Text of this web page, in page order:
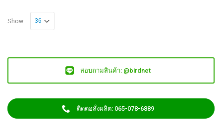
Show:
สอบถามสินค้า: @birdnet
ติดต่อสั่งผลิต: 065-078-6889